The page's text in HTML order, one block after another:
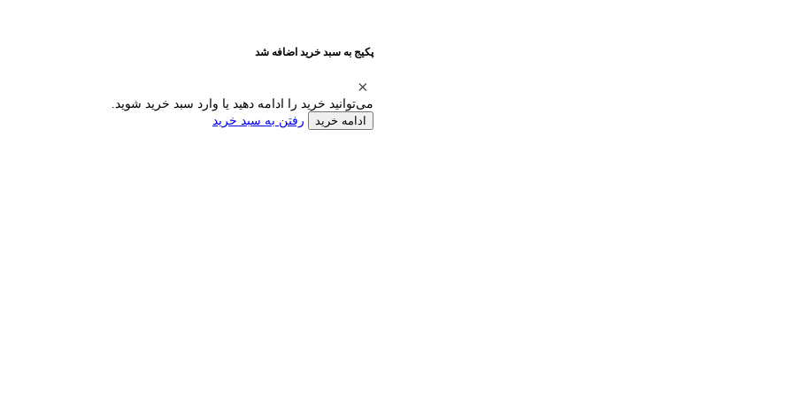
پکیج به سبد خرید اضافه شد
می‌توانید خرید را ادامه دهید یا وارد سبد خرید شوید.
ادامه خرید رفتن به سبد خرید